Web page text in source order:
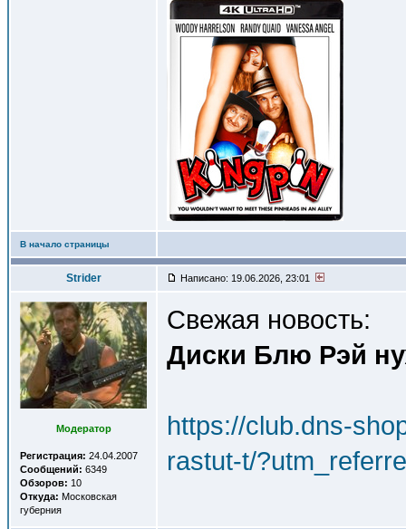
В начало страницы
Strider Написано: 19.06.2026, 23:01
Модератор
Регистрация: 24.04.2007
Сообщений: 6349
Обзоров: 10
Откуда: Московская
губерния
Свежая новость:
Диски Блю Рэй
https://club.dns-
rastut-t/